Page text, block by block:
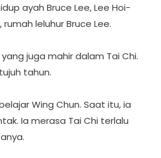
ayah Bruce Lee, Lee Hoi-
leluhur Bruce Lee.
juga mahir dalam Tai Chi.
tahun.
Wing Chun. Saat itu, ia
Ia merasa Tai Chi terlalu